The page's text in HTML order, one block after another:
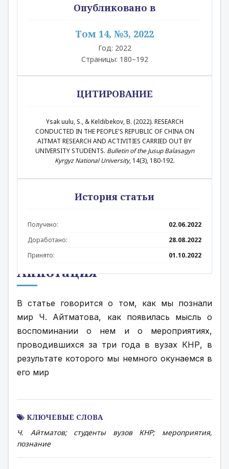
Аннотация
В статье говорится о том, как мы познали
мир Ч. Айтматова, как появилась мысль о
воспоминании о нем и о мероприятиях,
проводившихся за три года в вузах КНР, в
результате которого мы немного окунаемся в
его мир
КЛЮЧЕВЫЕ СЛОВА
Ч. Айтматов; студенты вузов КНР; мероприятия,
познание
Опубликовано в
Том 14, №3, 2022
Год: 2022
Страницы: 180–192
ЦИТИРОВАНИЕ
Ysak uulu, S., & Keldibekov, B. (2022). RESEARCH
CONDUCTED IN THE PEOPLE'S REPUBLIC OF CHINA ON
AITMAT RESEARCH AND ACTIVITIES CARRIED OUT BY
UNIVERSITY STUDENTS. Bulletin of the Jusup Balasagyn
Kyrgyz National University, 14(3), 180-192.
История статьи
Получено:
02.06.2022
Доработано:
28.08.2022
Принято:
01.10.2022